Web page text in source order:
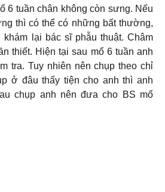
6 tuần chân không còn sưng. Nếu
thì có thể có những bất thường,
khám lại bác sĩ phẫu thuật. Châm
thiết. Hiện tại sau mổ 6 tuần anh
tra. Tuy nhiên nên chụp theo chỉ
ở đâu thấy tiện cho anh thì anh
chụp anh nên đưa cho BS mổ